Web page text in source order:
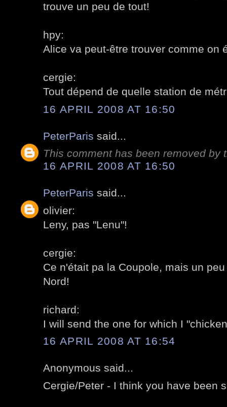
trouve un peu de tout!
hpy:
Alice va peut-être trouver comme on
cergie:
Tout dépend de quelle station de
16 APRIL 2008 AT 16:50
PeterParis said...
This comment has been removed by
16 APRIL 2008 AT 16:50
PeterParis said...
olivier:
Leny, pas "Lenu"!
cergie:
Ce n'était pa la Coupole, mais un
Nord!
richard:
I will send the one for which I
16 APRIL 2008 AT 16:54
Anonymous said...
Cergie/Peter - I think you have been